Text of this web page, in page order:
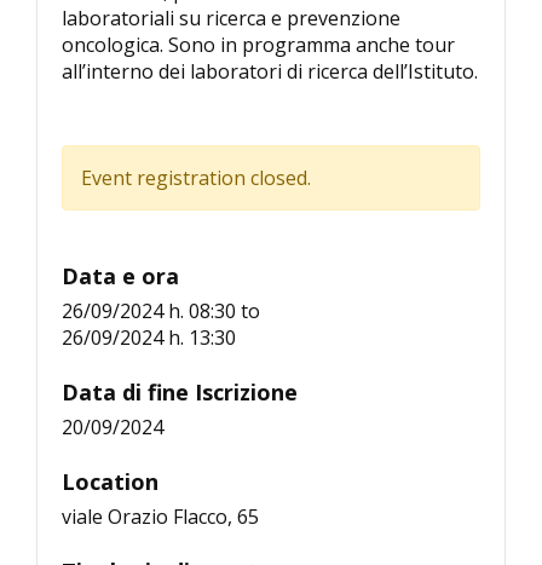
laboratoriali su ricerca e prevenzione
oncologica. Sono in programma anche tour
all’interno dei laboratori di ricerca dell’Istituto.
Event registration closed.
Data e ora
26/09/2024 h. 08:30 to
26/09/2024 h. 13:30
Data di fine Iscrizione
20/09/2024
Location
viale Orazio Flacco, 65